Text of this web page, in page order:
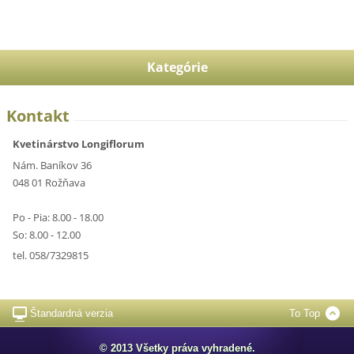
Kategórie
Kontakt
Kvetinárstvo Longiflorum
Nám. Baníkov 36
048 01 Rožňava
Po - Pia: 8.00 - 18.00
So: 8.00 - 12.00
tel. 058/7329815
Štandardná verzia To Top
© 2013 Všetky práva vyhradené.